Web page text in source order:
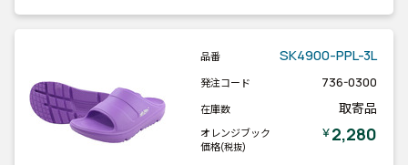
品番 SK4900-PPL-3L
発注コード 736-0300
在庫数 取寄品
オレンジブック
価格(税抜)
￥2,280